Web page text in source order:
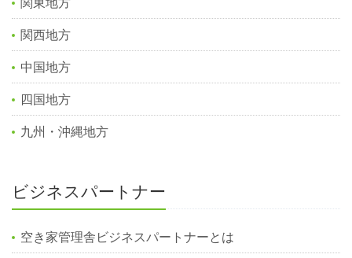
関西地方
中国地方
四国地方
九州・沖縄地方
ビジネスパートナー
空き家管理舎ビジネスパートナーとは